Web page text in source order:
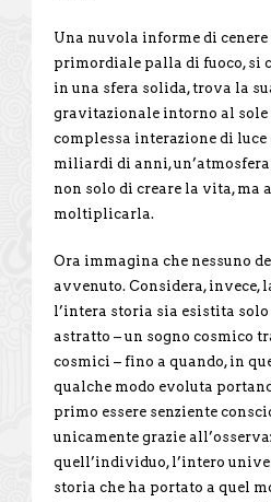
Una nuvola informe di cenere
primordiale palla di fuoco, si
in una sfera solida, trova la
gravitazionale intorno al sole
complessa interazione di luce
miliardi di anni,
non solo di creare la vita, ma
moltiplicarla.
Ora immagina che nessuno
avvenuto. Considera, invece,
l’intera storia sia esistita
astratto – un sogno cosmico
cosmici – fino a quando, in
qualche modo evoluta
primo essere senziente
unicamente grazie
quell’individuo, l’intero
storia che ha portato a quel